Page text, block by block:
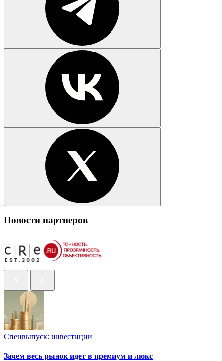
Новости партнеров
Спецвыпуск: инвестиции
Зачем весь рынок идет в премиум и люкс